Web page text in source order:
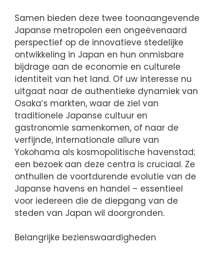
Samen bieden deze twee toonaangevende
Japanse metropolen een ongeëvenaard
perspectief op de innovatieve stedelijke
ontwikkeling in Japan en hun onmisbare
bijdrage aan de economie en culturele
identiteit van het land. Of uw interesse nu
uitgaat naar de authentieke dynamiek van
Osaka’s markten, waar de ziel van
traditionele Japanse cultuur en
gastronomie samenkomen, of naar de
verfijnde, internationale allure van
Yokohama als kosmopolitische havenstad;
een bezoek aan deze centra is cruciaal. Ze
onthullen de voortdurende evolutie van de
Japanse havens en handel – essentieel
voor iedereen die de diepgang van de
steden van Japan wil doorgronden.
Belangrijke bezienswaardigheden